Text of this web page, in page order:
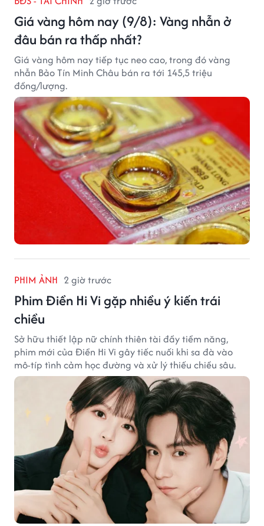
Giá vàng hôm nay (9/8): Vàng nhẫn ở
đâu bán ra thấp nhất?
Giá vàng hôm nay tiếp tục neo cao, trong đó vàng
nhẫn Bảo Tín Minh Châu bán ra tới 145,5 triệu
đồng/lượng.
PHIM ẢNH 2 giờ trước
Phim Điền Hi Vi gặp nhiều ý kiến trái
chiều
Sở hữu thiết lập nữ chính thiên tài đầy tiềm năng,
phim mới của Điền Hi Vi gây tiếc nuối khi sa đà vào
mô-típ tình cảm học đường và xử lý thiếu chiều sâu.